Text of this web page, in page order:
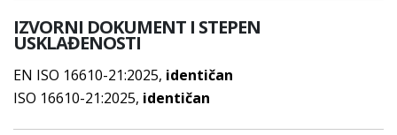
IZVORNI DOKUMENT I STEPEN
USKLAĐENOSTI
EN ISO 16610-21:2025, identičan
ISO 16610-21:2025, identičan